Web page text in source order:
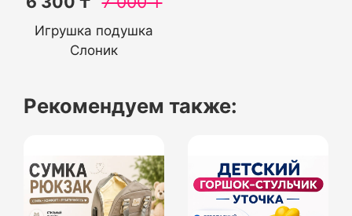
Игрушка подушка
Слоник
Рекомендуем также: